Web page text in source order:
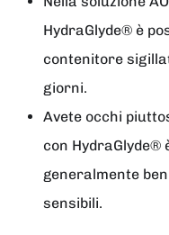
HydraGlyde® è
contenitore
giorni.
Avete occhi
con HydraGlyde®
generalmente
sensibili.